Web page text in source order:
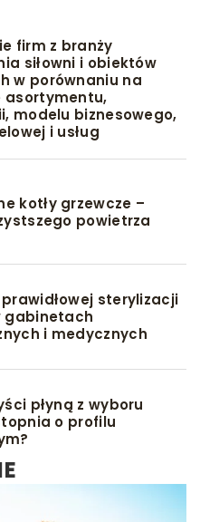
firm z branży
siłowni i obiektów
w porównaniu na
asortymentu,
modelu biznesowego,
i usług
kotły grzewcze –
powietrza
sterylizacji
gabinetach
i medycznych
płyną z wyboru
o profilu